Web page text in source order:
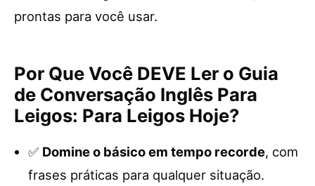
prontas para você usar.
Por Que Você DEVE Ler o Guia
de Conversação Inglês Para
Leigos: Para Leigos Hoje?
✅ Domine o básico em tempo recorde, com
frases práticas para qualquer situação.